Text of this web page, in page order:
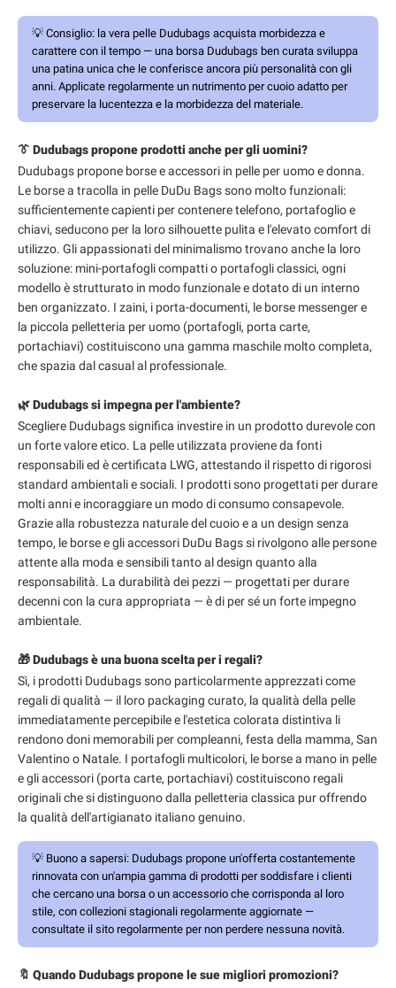
💡 Consiglio: la vera pelle Dudubags acquista morbidezza e
carattere con il tempo — una borsa Dudubags ben curata sviluppa
una patina unica che le conferisce ancora più personalità con gli
anni. Applicate regolarmente un nutrimento per cuoio adatto per
preservare la lucentezza e la morbidezza del materiale.
👔 Dudubags propone prodotti anche per gli uomini?
Dudubags propone borse e accessori in pelle per uomo e donna.
Le borse a tracolla in pelle DuDu Bags sono molto funzionali:
sufficientemente capienti per contenere telefono, portafoglio e
chiavi, seducono per la loro silhouette pulita e l'elevato comfort di
utilizzo. Gli appassionati del minimalismo trovano anche la loro
soluzione: mini-portafogli compatti o portafogli classici, ogni
modello è strutturato in modo funzionale e dotato di un interno
ben organizzato. I zaini, i porta-documenti, le borse messenger e
la piccola pelletteria per uomo (portafogli, porta carte,
portachiavi) costituiscono una gamma maschile molto completa,
che spazia dal casual al professionale.
🌿 Dudubags si impegna per l'ambiente?
Scegliere Dudubags significa investire in un prodotto durevole con
un forte valore etico. La pelle utilizzata proviene da fonti
responsabili ed è certificata LWG, attestando il rispetto di rigorosi
standard ambientali e sociali. I prodotti sono progettati per durare
molti anni e incoraggiare un modo di consumo consapevole.
Grazie alla robustezza naturale del cuoio e a un design senza
tempo, le borse e gli accessori DuDu Bags si rivolgono alle persone
attente alla moda e sensibili tanto al design quanto alla
responsabilità. La durabilità dei pezzi — progettati per durare
decenni con la cura appropriata — è di per sé un forte impegno
ambientale.
🎁 Dudubags è una buona scelta per i regali?
Sì, i prodotti Dudubags sono particolarmente apprezzati come
regali di qualità — il loro packaging curato, la qualità della pelle
immediatamente percepibile e l'estetica colorata distintiva li
rendono doni memorabili per compleanni, festa della mamma, San
Valentino o Natale. I portafogli multicolori, le borse a mano in pelle
e gli accessori (porta carte, portachiavi) costituiscono regali
originali che si distinguono dalla pelletteria classica pur offrendo
la qualità dell'artigianato italiano genuino.
💡 Buono a sapersi: Dudubags propone un'offerta costantemente
rinnovata con un'ampia gamma di prodotti per soddisfare i clienti
che cercano una borsa o un accessorio che corrisponda al loro
stile, con collezioni stagionali regolarmente aggiornate —
consultate il sito regolarmente per non perdere nessuna novità.
🔖 Quando Dudubags propone le sue migliori promozioni?